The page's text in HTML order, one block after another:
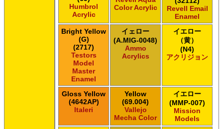
ＧＳＩクレオス ガンダムマーカー
ＧＳＩクレオス 水性ホビーカラー
Humbrol
Acrylic
Color Acrylic
Revell Email
Enamel
Bright Yellow
(G)
(2717)
Testors
Model
Master
Enamel
イェロー
(A.MIG-0048)
Ammo
Acrylics
イエロー
（黄）
(N4)
アクリジョン
Gloss Yellow
(4642AP)
Italeri
Yellow
(69.004)
Vallejo
Mecha Color
イエロー
(MMP-007)
Mission
Models